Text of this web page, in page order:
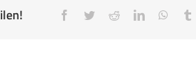
Facebook
TwitterRedditLinkedIn